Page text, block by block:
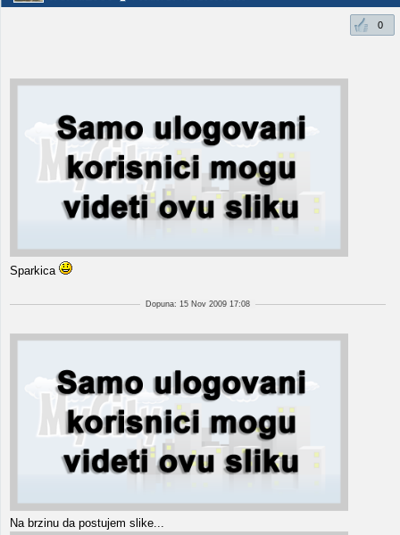
0
Sparkica
Dopuna: 15 Nov 2009 17:08
Na brzinu da postujem slike...